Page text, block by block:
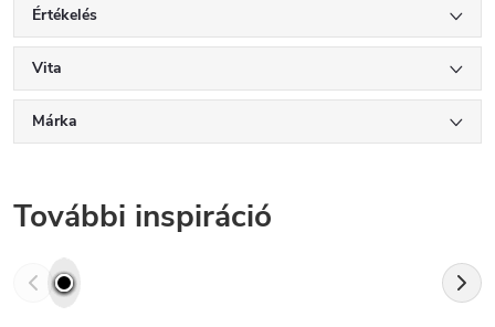
Értékelés
Vita
Márka
További inspiráció